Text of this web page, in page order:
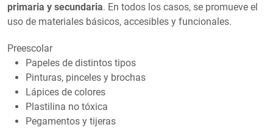
primaria y secundaria. En todos los casos, se promueve el
uso de materiales básicos, accesibles y funcionales.
Preescolar
Papeles de distintos tipos
Pinturas, pinceles y brochas
Lápices de colores
Plastilina no tóxica
Pegamentos y tijeras